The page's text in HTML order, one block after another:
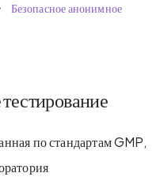
Безопасное анонимное
по стандартам GMP,